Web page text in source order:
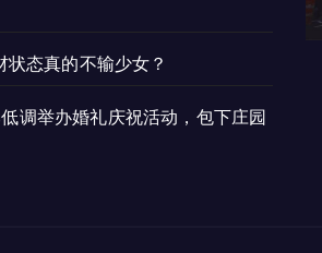
态真的不输少女？
调举办婚礼庆祝活动，包下庄园